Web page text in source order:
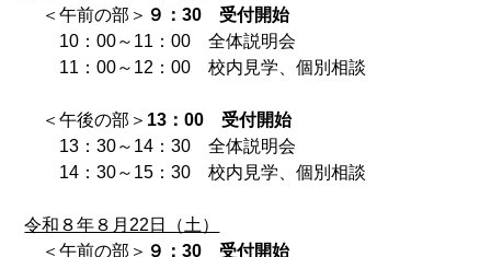
＜午前の部＞ ９：30 受付開始
10：00～11：00 全体説明会
11：00～12：00 校内見学、個別相談
＜午後の部＞ 13：00 受付開始
13：30～14：30 全体説明会
14：30～15：30 校内見学、個別相談
令和８年８月22日（土）
＜午前の部＞ ９：30 受付開始